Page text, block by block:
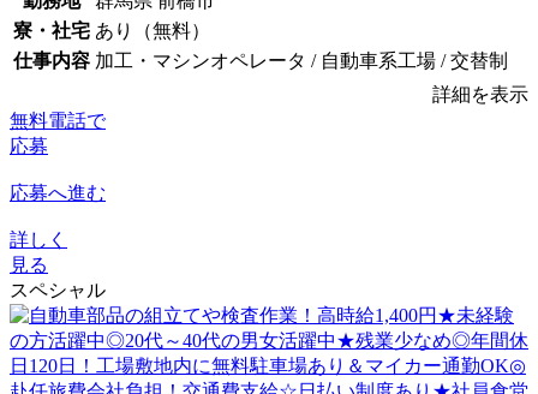
寮・社宅 あり（無料）
仕事内容 加工・マシンオペレータ / 自動車系工場 / 交替制
詳細を表示
無料電話で
応募
応募へ進む
詳しく
見る
スペシャル